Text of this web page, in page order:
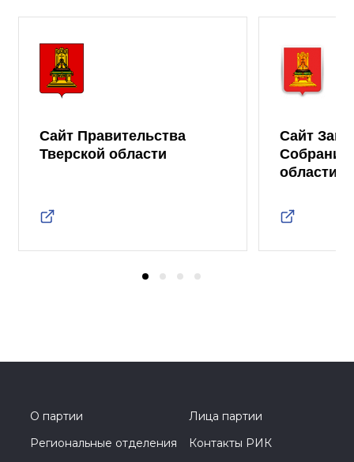
Сайт Правительства
Тверской области
Сайт
Собрания
области
О партии
Лица партии
Региональные отделения
Контакты РИК